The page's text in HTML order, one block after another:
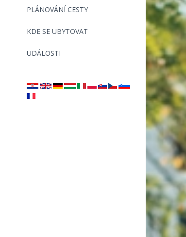
PLÁNOVÁNÍ CESTY
KDE SE UBYTOVAT
UDÁLOSTI